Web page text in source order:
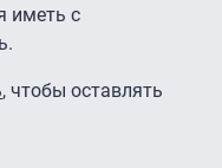
иметь с
, чтобы оставлять